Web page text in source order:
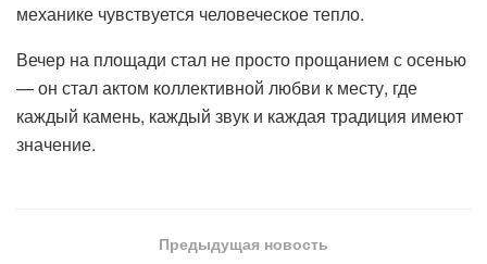
механике чувствуется человеческое тепло.
Вечер на площади стал не просто прощанием с осенью
— он стал актом коллективной любви к месту, где
каждый камень, каждый звук и каждая традиция имеют
значение.
Предыдущая новость